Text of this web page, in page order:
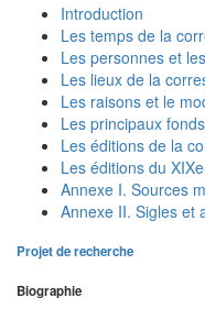
Introduction
Les temps de la
Les personnes et
Les lieux de la
Les raisons et le
Les principaux
Les éditions de la
Les éditions du
Annexe I. Sources
Annexe II. Sigles et
Projet de recherche
Biographie